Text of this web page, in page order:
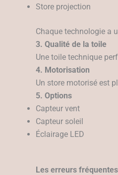
Store projection
Chaque technologie a
3. Qualité de la toile
Une toile technique
4. Motorisation
Un store motorisé est
5. Options
Capteur vent
Capteur soleil
Éclairage LED
Les erreurs